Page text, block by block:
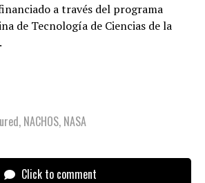
a través del programa
de Tecnología de Ciencias de la
, NACHOS, NASA
Click to comment